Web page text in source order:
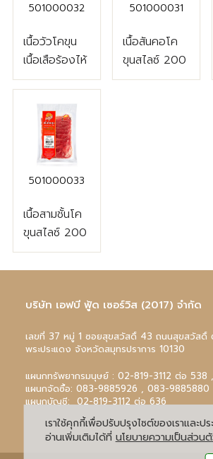
501000032
เนื้อวัวโคขุน
เนื้อเสือร้องไห้
โคขุนสไลซ์
501000031
เนื้อสันคอโค
ขุนสไลซ์ 200
กรัม (2 มิล)
501000033
เนื้อสามชั้นโค
ขุนสไลซ์ 200
กรัม (1.8-2.2
มิล)
บริษัท เอฟบี ฟู้ด เซอร์วิส (2017) จำกัด
เลขที่ 37 หมู่ 1 ซอยสุขสวัสดิ์ 43 ถนนสุขสวัสดิ์
พระประแดง จังหวัดสมุทรปราการ 10130
แผนกทรัพยากรมนุษย์ : 02-819-3112 ต่อ 538 ,
แผนกจัดซื้อ: 083-9885926 , 083-9885880
แผนกบัญชี:02-819-3112ต่อ 636
เราใช้คุกกี้เพื่อปรับปรุงไซต์ของเราและ
อ่านเพิ่มเติมได้ที่ นโยบายความเป็นส่วน